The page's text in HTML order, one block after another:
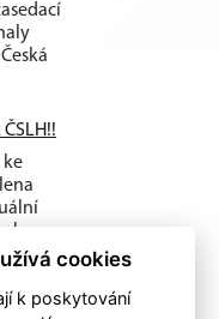
ke
cookies
k poskytování